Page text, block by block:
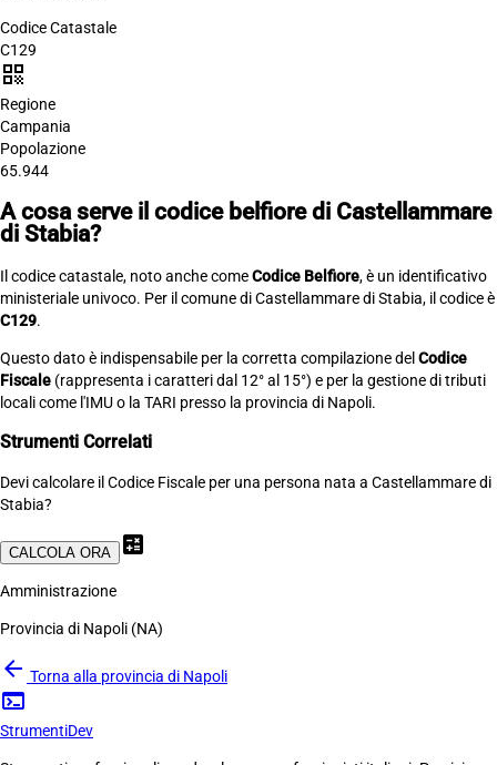
Codice Catastale
C129
qr_code
Regione
Campania
Popolazione
65.944
A cosa serve il codice belfiore di Castellammare
di Stabia?
Il codice catastale, noto anche comeCodice Belfiore, è un identificativo
ministeriale univoco. Per il comune di Castellammare di Stabia, il codice è
C129.
Questo dato è indispensabile per la corretta compilazione del Codice
Fiscale (rappresenta i caratteri dal 12° al 15°) e per la gestione di tributi
locali come l'IMU o la TARI presso la provincia di Napoli.
Strumenti Correlati
Devi calcolare il Codice Fiscale per una persona nata a Castellammare di
Stabia?
CALCOLA ORA calculate
Amministrazione
Provincia di Napoli (NA)
arrow_back Torna alla provincia di Napoli
terminal
StrumentiDev